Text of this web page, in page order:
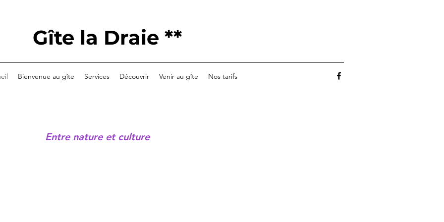
Gîte la Draie **
Bienvenue au gîte Services Découvrir Venir au gîte Nos tarifs
Entre nature et culture